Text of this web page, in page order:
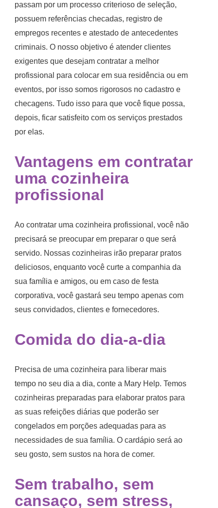
passam por um processo criterioso de seleção,
possuem referências checadas, registro de
empregos recentes e atestado de antecedentes
criminais. O nosso objetivo é atender clientes
exigentes que desejam contratar a melhor
profissional para colocar em sua residência ou em
eventos, por isso somos rigorosos no cadastro e
checagens. Tudo isso para que você fique possa,
depois, ficar satisfeito com os serviços prestados
por elas.
Vantagens em contratar
uma cozinheira
profissional
Ao contratar uma cozinheira profissional, você não
precisará se preocupar em preparar o que será
servido. Nossas cozinheiras irão preparar pratos
deliciosos, enquanto você curte a companhia da
sua família e amigos, ou em caso de festa
corporativa, você gastará seu tempo apenas com
seus convidados, clientes e fornecedores.
Comida do dia-a-dia
Precisa de uma cozinheira para liberar mais
tempo no seu dia a dia, conte a Mary Help. Temos
cozinheiras preparadas para elaborar pratos para
as suas refeições diárias que poderão ser
congelados em porções adequadas para as
necessidades de sua família. O cardápio será ao
seu gosto, sem sustos na hora de comer.
Sem trabalho, sem
cansaço, sem stress,